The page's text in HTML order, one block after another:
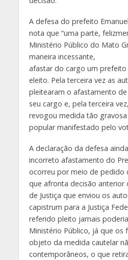
A defesa do prefeito
nota que “uma parte,
Ministério Público do Mato
maneira incessante,
afastar do cargo um
eleito. Pela terceira vez as
pleitearam o afastamento de
seu cargo e, pela terceira
revogou medida tão
popular manifestado pelo
A declaração da defesa
incorreto afastamento do
ocorreu por meio de pedido
que afronta decisão anterior
de Justiça que enviou os
capistrum para a Justiça
referido pleito jamais
Ministério Público, já que os
objeto da medida cautelar
contemporâneos, o que